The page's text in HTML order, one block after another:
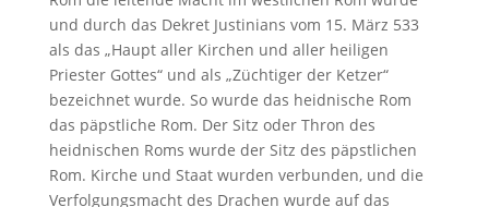
und durch das Dekret Justinians vom 15. März 533
als das „Haupt aller Kirchen und aller heiligen
Priester Gottes“ und als „Züchtiger der Ketzer“
bezeichnet wurde. So wurde das heidnische Rom
das päpstliche Rom. Der Sitz oder Thron des
heidnischen Roms wurde der Sitz des päpstlichen
Rom. Kirche und Staat wurden verbunden, und die
Verfolgungsmacht des Drachen wurde auf das